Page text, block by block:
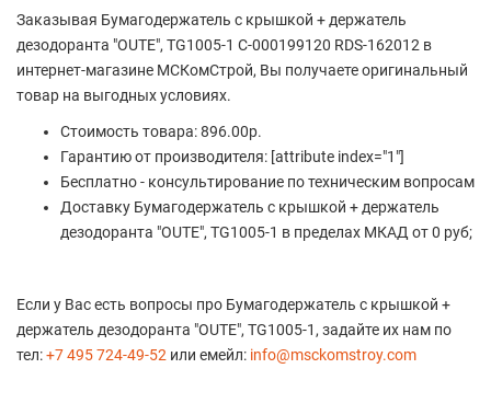
Заказывая Бумагодержатель с крышкой + держатель
дезодоранта "OUTE", TG1005-1 С-000199120 RDS-162012 в
интернет-магазине МСКомСтрой, Вы получаете оригинальный
товар на выгодных условиях.
Стоимость товара: 896.00р.
Гарантию от производителя: [attribute index="1"]
Бесплатно - консультирование по техническим вопросам
Доставку Бумагодержатель с крышкой + держатель
дезодоранта "OUTE", TG1005-1 в пределах МКАД от 0 руб;
Если у Вас есть вопросы про Бумагодержатель с крышкой +
держатель дезодоранта "OUTE", TG1005-1, задайте их нам по
тел:+7 495 724-49-52 или емейл: info@msckomstroy.com